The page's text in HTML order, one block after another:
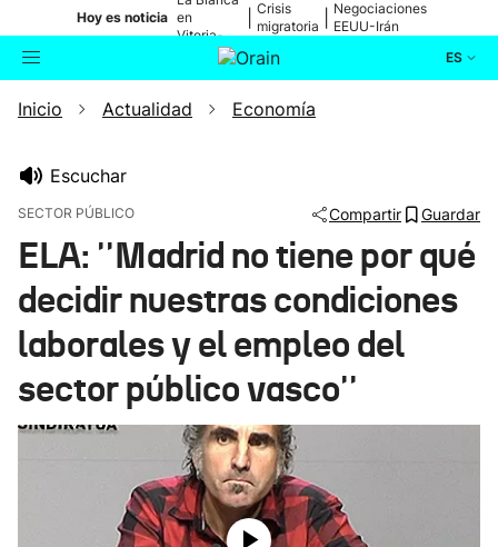
Hoy es noticia en
Vitoria-
Gasteiz
Crisis
migratoria
Negociaciones
EEUU-Irán
ES
Buscador Actualidad
Ikusmiran
Eguraldia
Inicio Actualidad Economía
Escuchar
SECTOR PÚBLICO Compartir Guardar
ELA: ''Madrid no tiene por qué
decidir nuestras condiciones
laborales y el empleo del
sector público vasco''